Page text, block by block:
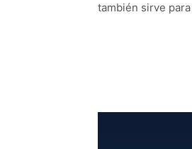
también sirve